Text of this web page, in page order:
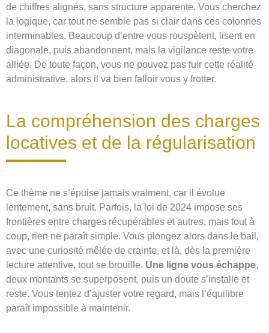
de chiffres alignés, sans structure apparente. Vous cherchez
la logique, car tout ne semble pas si clair dans ces colonnes
interminables. Beaucoup d’entre vous rouspètent, lisent en
diagonale, puis abandonnent, mais la vigilance reste votre
alliée. De toute façon, vous ne pouvez pas fuir cette réalité
administrative, alors il va bien falloir vous y frotter.
La compréhension des charges
locatives et de la régularisation
Ce thème ne s’épuise jamais vraiment, car il évolue
lentement, sans bruit. Parfois, la loi de 2024 impose ses
frontières entre charges récupérables et autres, mais tout à
coup, rien ne paraît simple. Vous plongez alors dans le bail,
avec une curiosité mêlée de crainte, et là, dès la première
lecture attentive, tout se brouille. Une ligne vous échappe,
deux montants se superposent, puis un doute s’installe et
reste. Vous tentez d’ajuster votre regard, mais l’équilibre
paraît impossible à maintenir.